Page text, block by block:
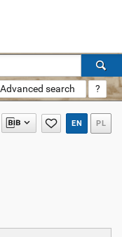
Advanced search ?
EN PL